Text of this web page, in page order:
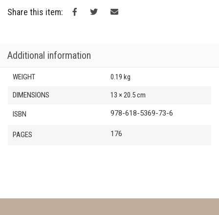
quantity
Share this item:
Additional information
WEIGHT 0.19 kg
DIMENSIONS 13 × 20.5 cm
ISBN 978-618-5369-73-6
PAGES 176